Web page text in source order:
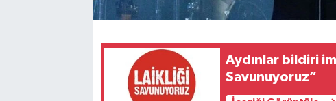
Aydınlar bildiri
Savunuyoruz”